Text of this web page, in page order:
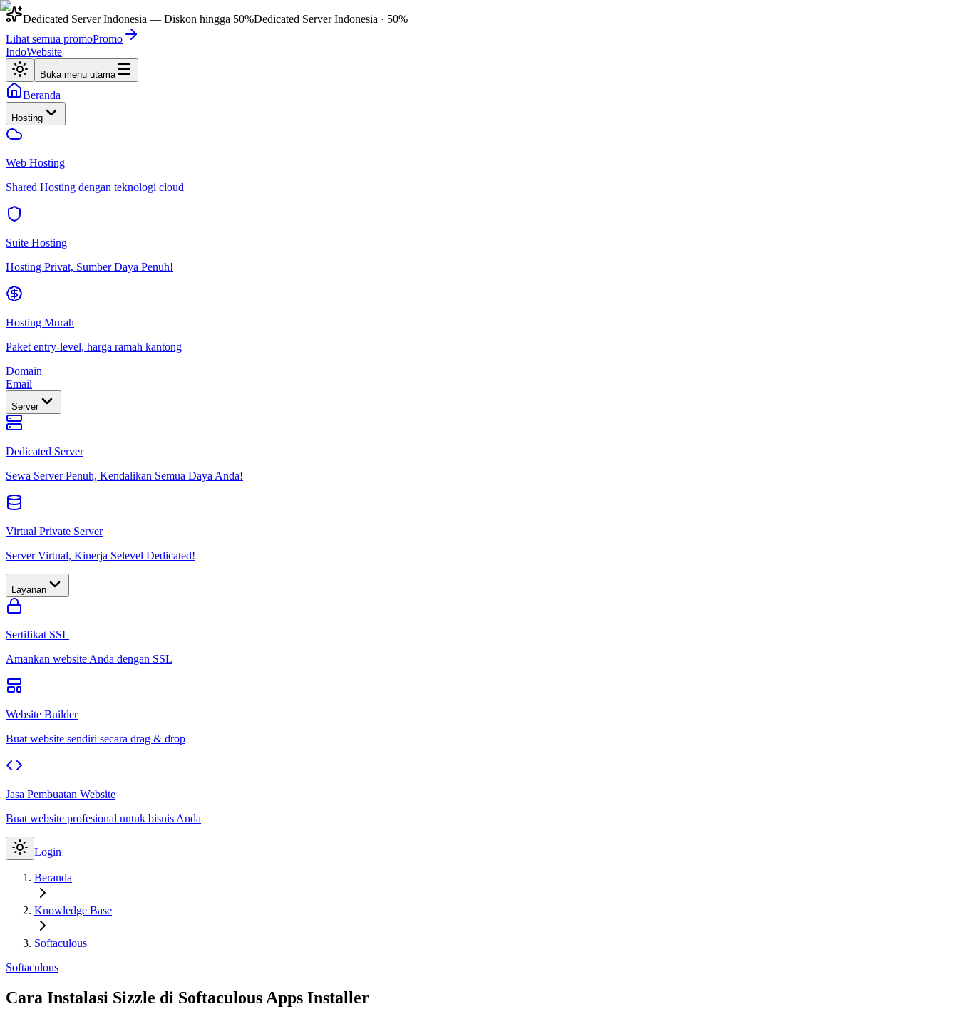
Dedicated Server Indonesia — Diskon hingga 50%Dedicated Server Indonesia · 50%
Lihat semua promoPromo
IndoWebsite
Buka menu utama
Beranda
Hosting
Web Hosting
Shared Hosting dengan teknologi cloud
Suite Hosting
Hosting Privat, Sumber Daya Penuh!
Hosting Murah
Paket entry-level, harga ramah kantong
Domain
Email
Server
Dedicated Server
Sewa Server Penuh, Kendalikan Semua Daya Anda!
Virtual Private Server
Server Virtual, Kinerja Selevel Dedicated!
Layanan
Sertifikat SSL
Amankan website Anda dengan SSL
Website Builder
Buat website sendiri secara drag & drop
Jasa Pembuatan Website
Buat website profesional untuk bisnis Anda
Login
Beranda
Knowledge Base
Softaculous
Softaculous
Cara Instalasi Sizzle di Softaculous Apps Installer